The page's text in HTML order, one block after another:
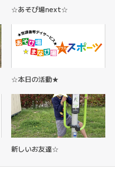
☆あそび場next☆
☆本日の活動★
新しいお友達☆